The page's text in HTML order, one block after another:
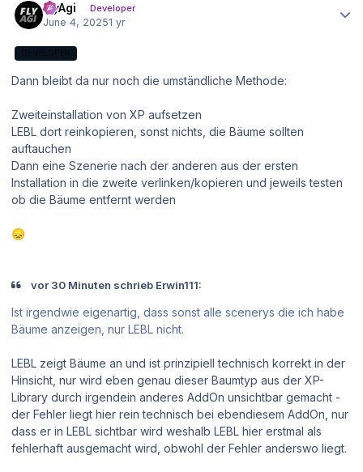
FlyAgi Developer
June 4, 20251 yr
Dann bleibt da nur noch die umständliche Methode:
Zweiteinstallation von XP aufsetzen
LEBL dort reinkopieren, sonst nichts, die Bäume sollten
auftauchen
Dann eine Szenerie nach der anderen aus der ersten
Installation in die zweite verlinken/kopieren und jeweils testen
ob die Bäume entfernt werden
😞
vor 30 Minuten schrieb Erwin111:
Ist irgendwie eigenartig, dass sonst alle scenerys die ich habe
Bäume anzeigen, nur LEBL nicht.
LEBL zeigt Bäume an und ist prinzipiell technisch korrekt in der
Hinsicht, nur wird eben genau dieser Baumtyp aus der XP-
Library durch irgendein anderes AddOn unsichtbar gemacht -
der Fehler liegt hier rein technisch bei ebendiesem AddOn, nur
dass er in LEBL sichtbar wird weshalb LEBL hier erstmal als
fehlerhaft ausgemacht wird, obwohl der Fehler anderswo liegt.